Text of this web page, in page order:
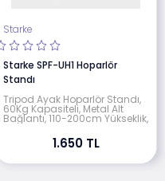
Starke
Starke SPF-UH1 Hoparlör
Standı
Tripod Ayak Hoparlör Standı,
60Kg Kapasiteli, Metal Alt
Bağlantı, 110-200cm Yükseklik,
1.650 TL